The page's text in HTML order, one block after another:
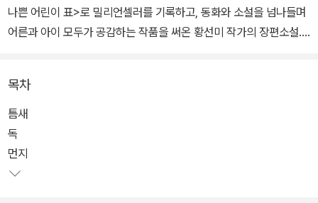
나쁜 어린이 표>로 밀리언셀러를 기록하고, 동화와 소설을 넘나들며
어른과 아이 모두가 공감하는 작품을 써온 황선미 작가의 장편소설.
력 있는 전개, 작품 전체를 아우르는 깊이와 감동은 여전하면서도 한
층 더 농익은 작품세계를 펼쳐 보인다. 전작인 <바람이 사는 꺽다리
집>에서 유년기의 자전적 체험을, <사라진 조각>에서 청소년의 집단
성폭행 문제를 다루었다면, 이 책 <틈새 보이스>에서는 '가정'과 '학
교'라는 안전 울타리 밖으로 내쳐진 청소년들의 이야기에 주목한다.
목차
틈새
독
먼지